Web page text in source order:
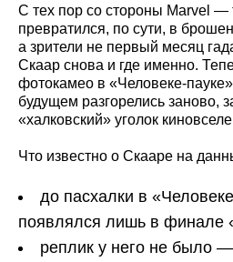
С тех пор со стороны Marvel
превратился, по сути, в
а зрители не первый месяц
Скаар снова и где именно.
фотокамео в «Человеке-
будущем разгорелись заново,
«халковский» уголок
Что известно о Скааре на
до пасхалки в
появлялся лишь в
реплик у него не было